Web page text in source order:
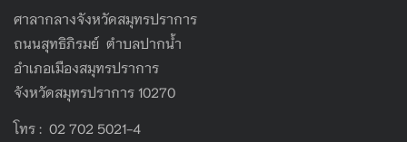
ศาลากลางจังหวัดสมุทรปราการ
ถนนสุทธิภิรมย์ ตำบลปากน้ำ
อำเภอเมืองสมุทรปราการ
จังหวัดสมุทรปราการ 10270
โทร : 02 702 5021-4